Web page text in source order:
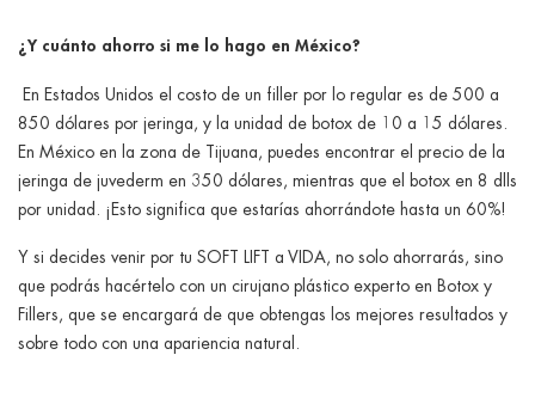
¿Y cuánto ahorro si me lo hago en México?
En Estados Unidos el costo de un filler por lo regular es de 500 a
850 dólares por jeringa, y la unidad de botox de 10 a 15 dólares.
En México en la zona de Tijuana, puedes encontrar el precio de la
jeringa de juvederm en 350 dólares, mientras que el botox en 8 dlls
por unidad. ¡Esto significa que estarías ahorrándote hasta un 60%!
Y si decides venir por tu SOFT LIFT a VIDA, no solo ahorrarás, sino
que podrás hacértelo con un cirujano plástico experto en Botox y
Fillers, que se encargará de que obtengas los mejores resultados y
sobre todo con una apariencia natural.